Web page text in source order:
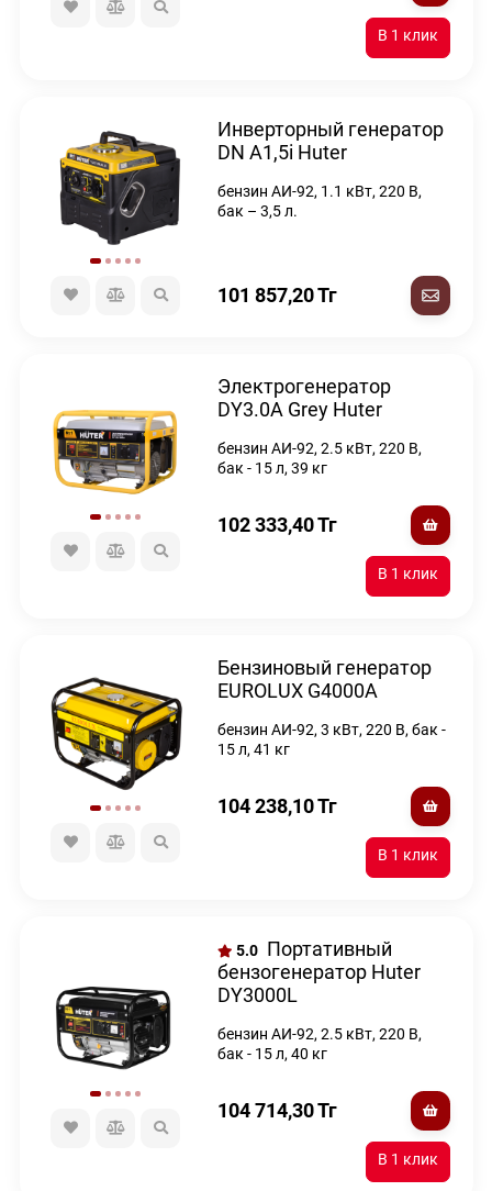
Инверторный генератор
DN А1,5i Huter
бензин АИ-92, 1.1 кВт, 220 В,
бак – 3,5 л.
101 857,20Тг
Электрогенератор
DY3.0A Grey Huter
бензин АИ-92, 2.5 кВт, 220 В,
бак - 15 л, 39 кг
102 333,40Тг
Бензиновый генератор
EUROLUX G4000A
бензин АИ-92, 3 кВт, 220 В, бак -
15 л, 41 кг
104 238,10Тг
5.0 Портативный
бензогенератор Huter
DY3000L
бензин АИ-92, 2.5 кВт, 220 В,
бак - 15 л, 40 кг
104 714,30Тг